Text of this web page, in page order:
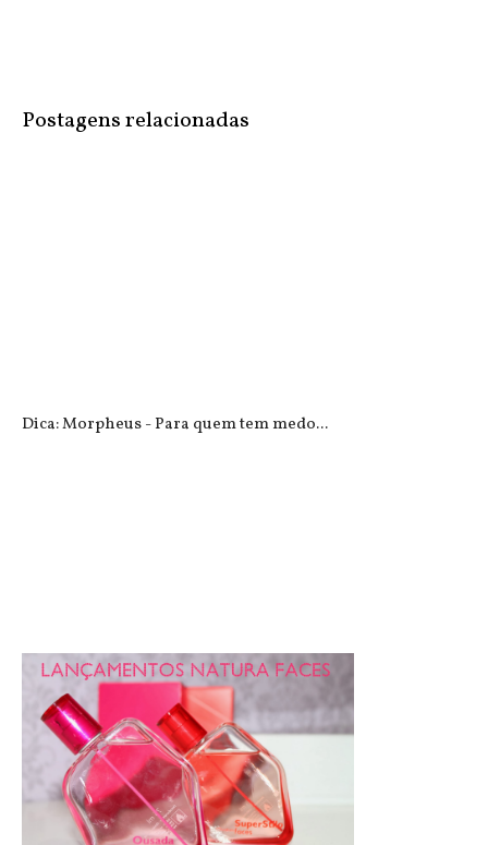
Postagens relacionadas
Dica: Morpheus - Para quem tem medo...
Cuidado facial: Peeling de Diamante